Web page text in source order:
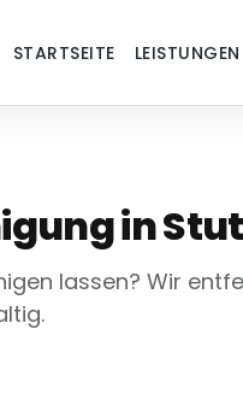
STARTSEITE LEISTUNGEN
in
lassen? Wir